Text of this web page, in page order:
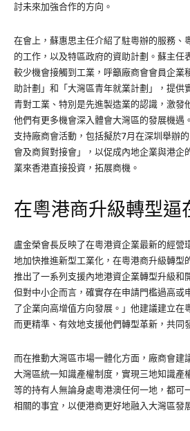
討未來加強合作的方向。
在會上，蘇惠思主任介紹了駐粵辦的服務、
的工作，以及特區政府的資助計劃。蘇主任
較少機會接觸到工業，呼籲廠商會會員企業
助計劃」和「大灣區青年就業計劃」，提供
青對工業、特別是先進製造業的認識，激發
他們有更多機會深入體會大灣區的發展機遇
支持廠商會活動，包括擬於7月在深圳舉辦
會及商貿對接會」，以促成內地企業與港企
業來香港直接投資，拓展商機。
在粵港商升級轉型逼
盧金榮會長反映了在粵港資企業最新的經營
地加快推進新型工業化，在粵港商升級轉型
推出了一系列支援內地港資企業轉型升級和
但對中小企而言，確實存在申請門檻過高或
了企業向高增值方向發展。」他建議建立在
而更精準、有效地支援他們轉型革新，共同
而在推動大灣區市場一體化方面，廠商會建
大灣區統一知識產權制度，實現三地知識產
等的持有人無論身處粵港澳任何一地，都可
相關的事宜，以便港商更好地融入大灣區發